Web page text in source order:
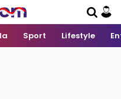
Sport Lifestyle